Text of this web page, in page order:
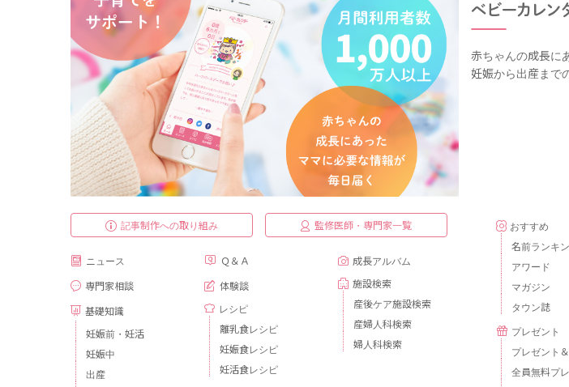
赤ちゃんの成長に
妊娠から出産まで
記事制作への取り組み 監修医師・専門家一覧
ニュース
専門家相談
基礎知識
妊娠前・妊活
妊娠中
出産
Ｑ＆Ａ
体験談
レシピ
離乳食レシピ
妊娠食レシピ
妊活食レシピ
成長アルバム
施設検索
産後ケア施設検索
産婦人科検索
婦人科検索
おすすめ
名前ランキ
アワード
マガジン
タウン誌
プレゼント
プレゼント
全員無料プ